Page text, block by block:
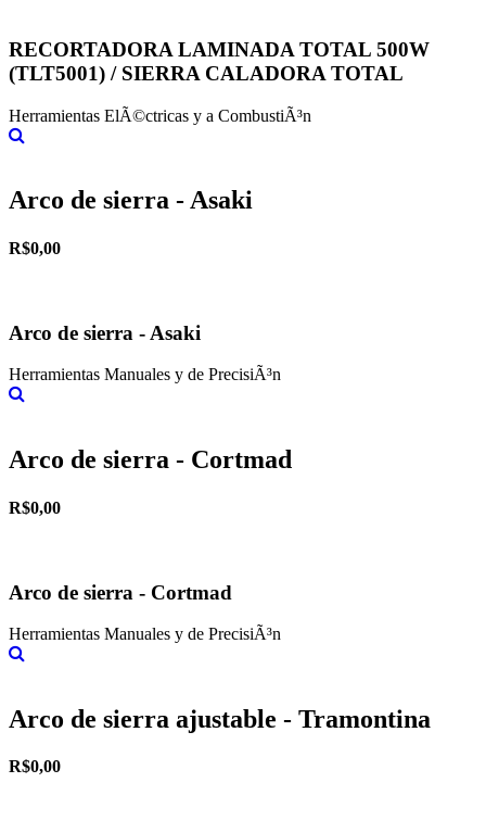
RECORTADORA LAMINADA TOTAL 500W
(TLT5001) / SIERRA CALADORA TOTAL
Herramientas ElÃ©ctricas y a CombustiÃ³n
Arco de sierra - Asaki
R$0,00
Arco de sierra - Asaki
Herramientas Manuales y de PrecisiÃ³n
Arco de sierra - Cortmad
R$0,00
Arco de sierra - Cortmad
Herramientas Manuales y de PrecisiÃ³n
Arco de sierra ajustable - Tramontina
R$0,00